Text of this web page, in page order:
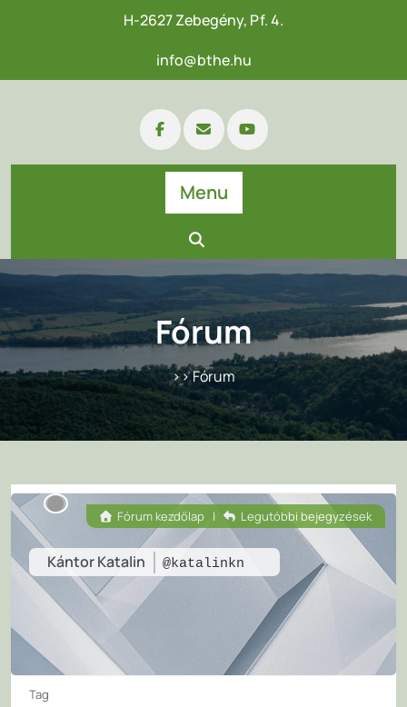
H-2627 Zebegény, Pf. 4.
info@bthe.hu
Menu
Fórum
>> Fórum
Kántor Katalin @katalinkn
Fórum kezdőlap| Legutóbbi bejegyzések
Tag